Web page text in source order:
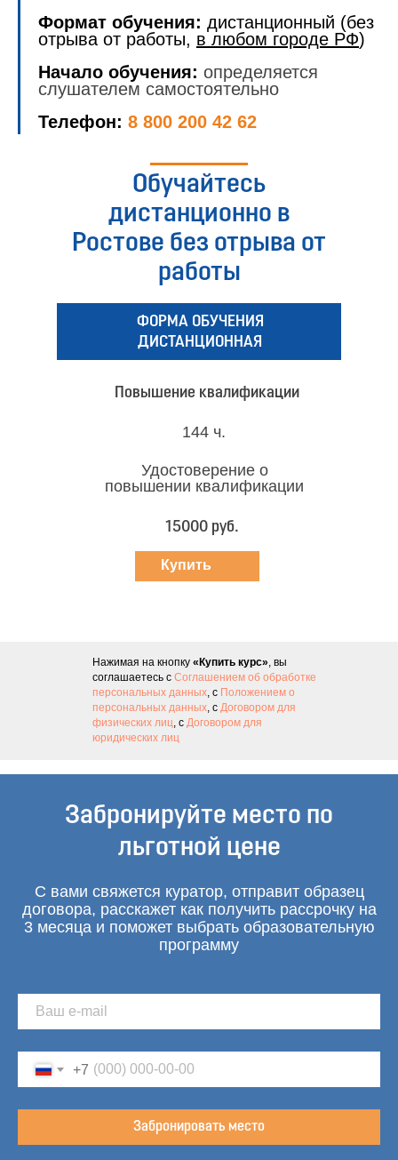
Формат обучения: дистанционный (без
отрыва от работы, в любом городе РФ)
Начало обучения: определяется
слушателем самостоятельно
Телефон: 8 800 200 42 62
Обучайтесь
дистанционно в
Ростове без отрыва от
работы
ФОРМА ОБУЧЕНИЯ
ДИСТАНЦИОННАЯ
Повышение квалификации
Удостоверение о
повышении квалификации
144 ч.
15000 руб.
Купить
курс
Нажимая на кнопку «Купить курс», вы
соглашаетесь с Соглашением об обработке
персональных данных, с Положением о
персональных данных, с Договором для
физических лиц, с Договором для
юридических лиц
Забронируйте место по
льготной цене
С вами свяжется куратор, отправит образец
договора, расскажет как получить рассрочку на
3 месяца и поможет выбрать образовательную
программу
+7
Забронировать место